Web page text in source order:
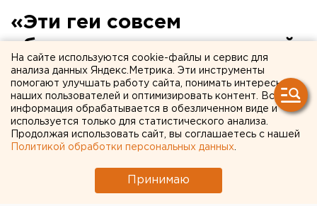
«Эти геи совсем
обнаглели»: арестованный
в Екатеринбурге бразилец
ищет помощи у российской
стороны
На сайте используются cookie-файлы и сервис для
анализа данных Яндекс.Метрика. Эти инструменты
помогают улучшать работу сайта, понимать интересы
наших пользователей и оптимизировать контент. Вся
информация обрабатывается в обезличенном виде и
используется только для статистического анализа.
Продолжая использовать сайт, вы соглашаетесь с нашей
Политикой обработки персональных данных
Принимаю